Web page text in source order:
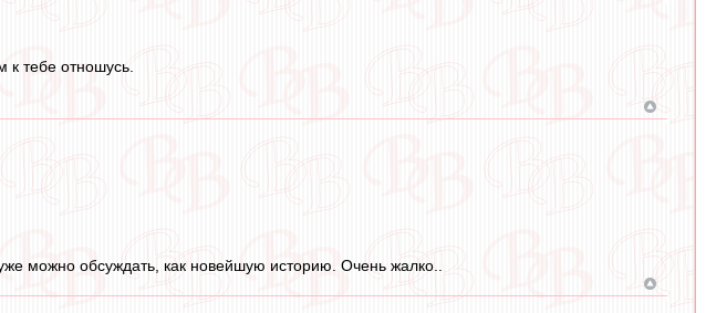
тебе отношусь.
можно обсуждать, как новейшую историю. Очень жалко..